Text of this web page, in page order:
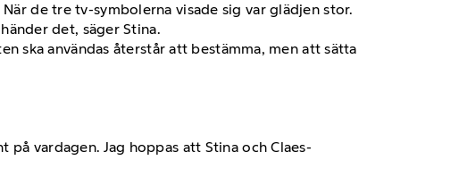
de tre tv-symbolerna visade sig var glädjen stor.
det, säger Stina.
ska användas återstår att bestämma, men att sätta
vardagen. Jag hoppas att Stina och Claes-